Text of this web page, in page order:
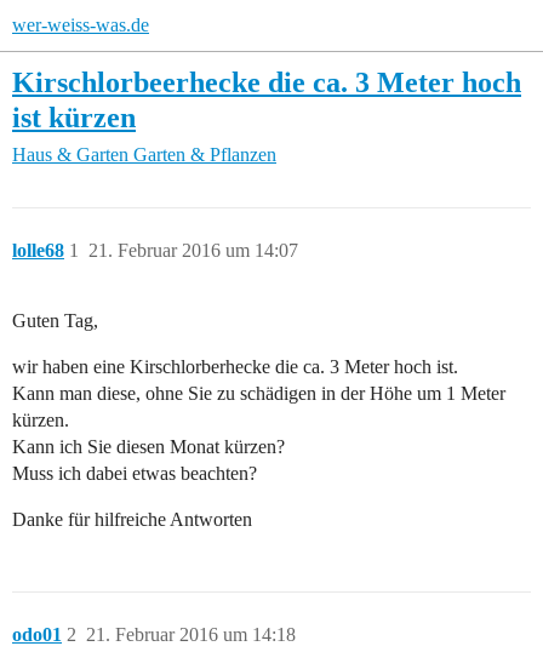
wer-weiss-was.de
Kirschlorbeerhecke die ca. 3 Meter hoch
ist kürzen
Haus & Garten Garten & Pflanzen
lolle68 21. Februar 2016 um 14:07
1
Guten Tag,
wir haben eine Kirschlorberhecke die ca. 3 Meter hoch ist.
Kann man diese, ohne Sie zu schädigen in der Höhe um 1 Meter
kürzen.
Kann ich Sie diesen Monat kürzen?
Muss ich dabei etwas beachten?
Danke für hilfreiche Antworten
odo01 21. Februar 2016 um 14:18
2